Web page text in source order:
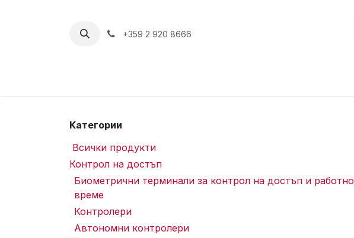
+359 2 920 8666
Категории
Всички продукти
Контрол на достъп
Биометрични терминали за контрол на достъп и работно
време
Контролери
Автономни контролери